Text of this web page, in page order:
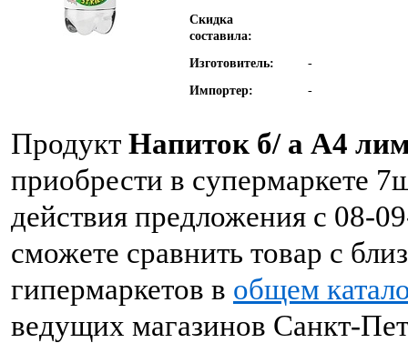
Скидка
составила:
Изготовитель:
-
Импортер:
-
Продукт Напиток б/ а А4
приобрести в супермаркете
действия предложения с 08-
сможете сравнить товар с
гипермаркетов в общем
ведущих магазинов Санкт-